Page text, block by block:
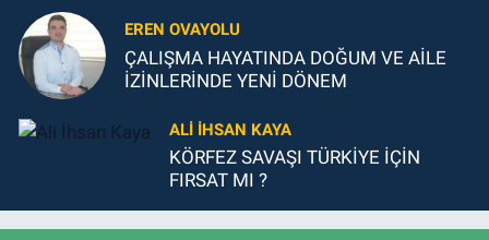
EREN OVAYOLU
ÇALIŞMA HAYATINDA DOĞUM VE AİLE
İZİNLERİNDE YENİ DÖNEM
ALI İHSAN KAYA
KÖRFEZ SAVAŞI TÜRKİYE İÇİN
FIRSAT MI ?